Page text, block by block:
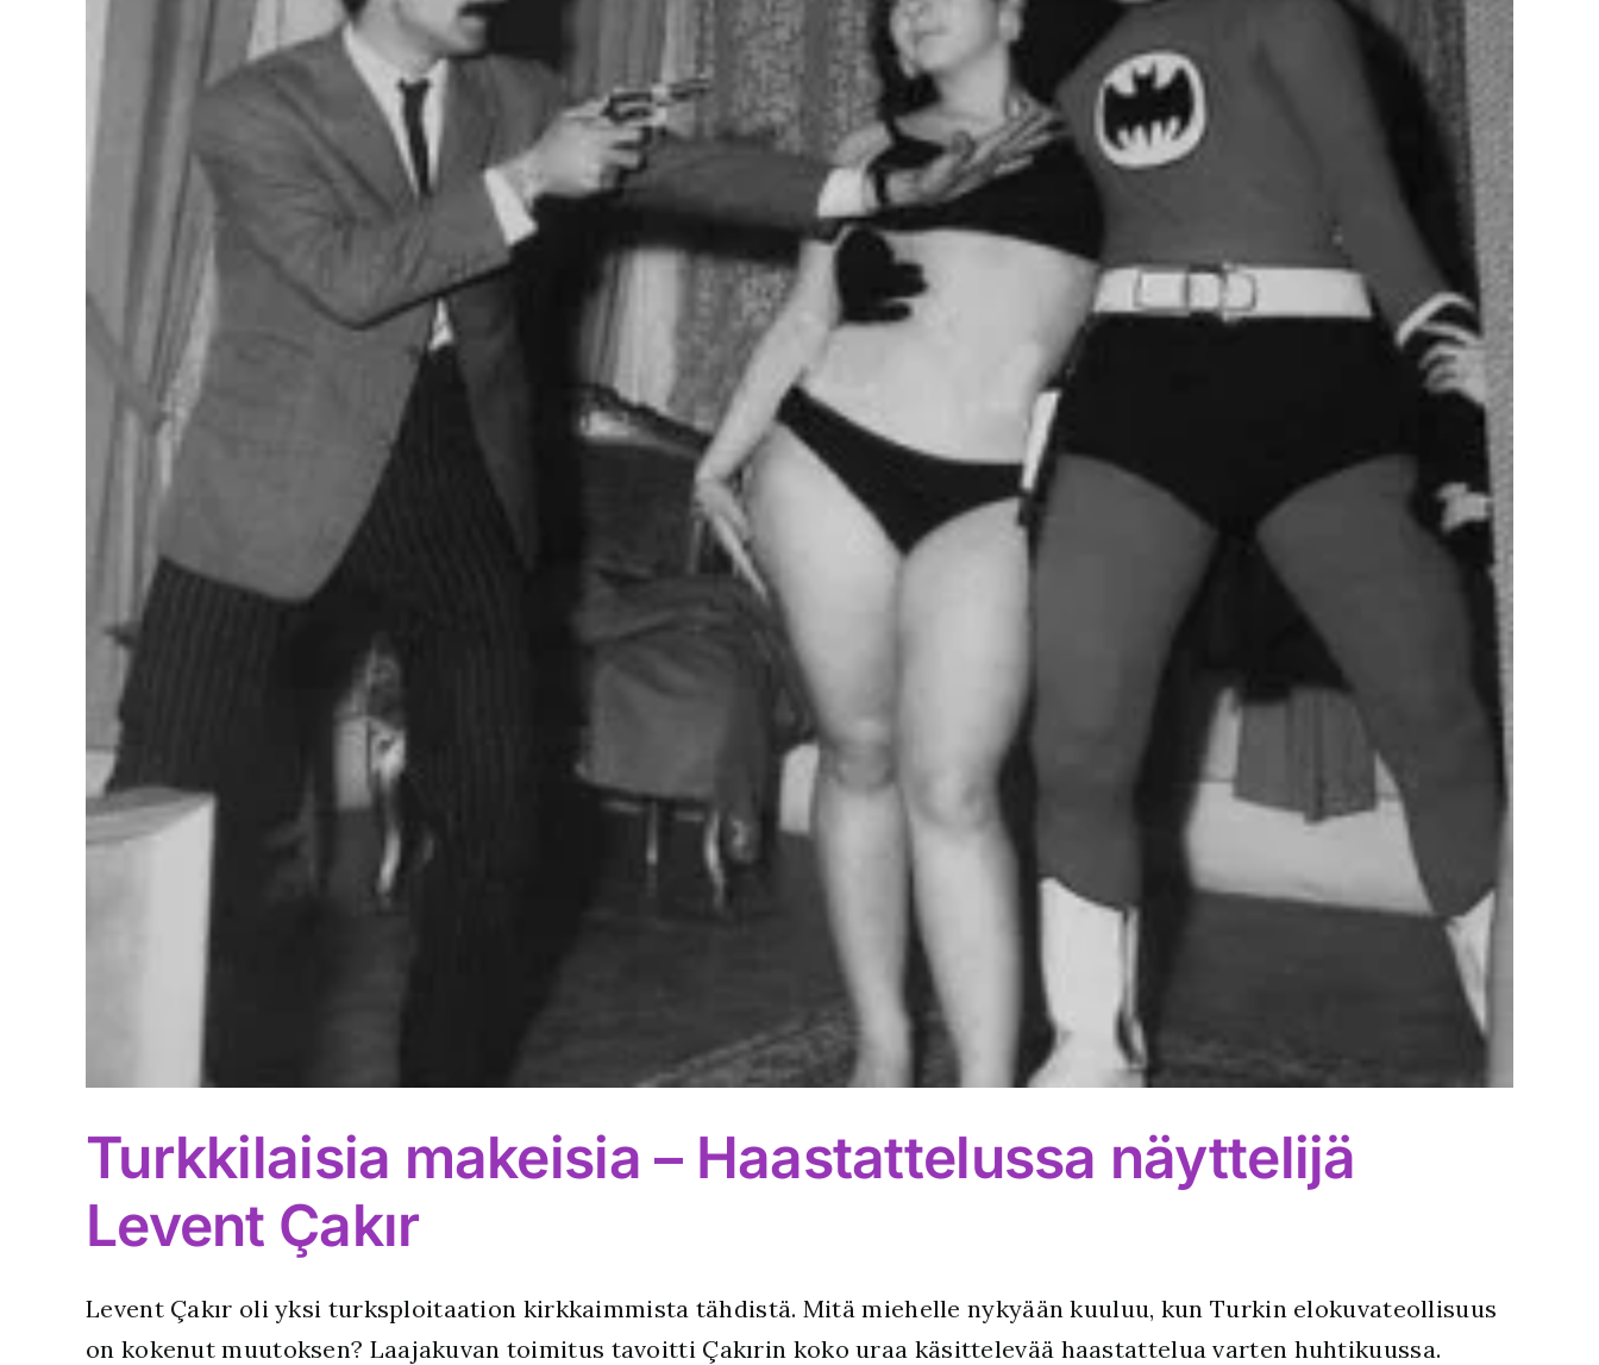
Turkkilaisia makeisia – Haastattelussa näyttelijä
Levent Çakır
Levent Çakır oli yksi turksploitaation kirkkaimmista tähdistä. Mitä miehelle nykyään kuuluu, kun Turkin elokuvateollisuus
on kokenut muutoksen? Laajakuvan toimitus tavoitti Çakırin koko uraa käsittelevää haastattelua varten huhtikuussa.